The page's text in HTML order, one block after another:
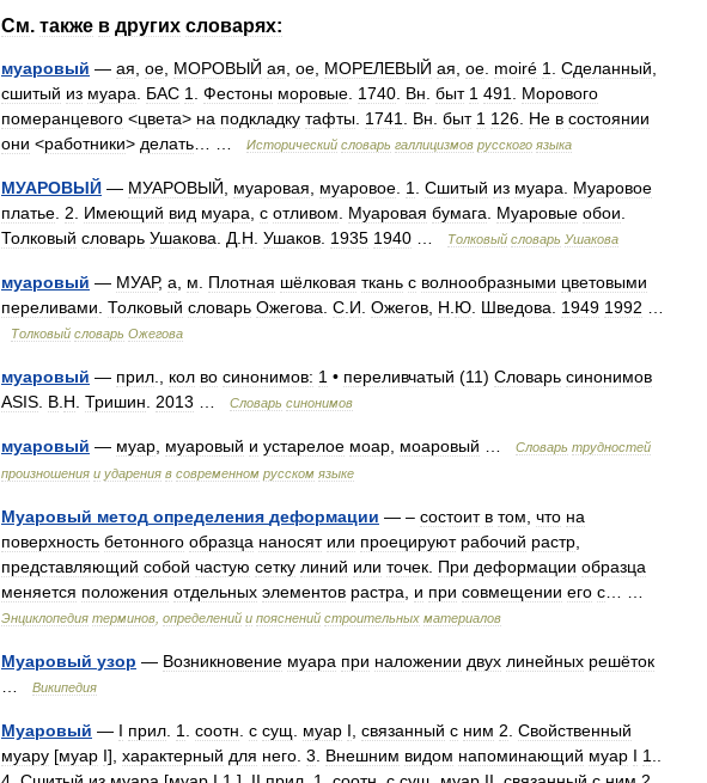
См. также в других словарях:
муаровый — ая ое МОРОВЫЙ ая ое МОРЕЛЕВЫЙ ая ое moiré 1 Сделанный
сшитый из муара БАС 1 Фестоны моровые 1740 Вн быт 1 491
Морового
померанцевого <цвета> на подкладку тафты 1741 Вн быт 1 126 Не в состоянии
они <работники> делать Исторический словарь галлицизмов русского языка
МУАРОВЫЙ — МУАРОВЫЙ муаровая муаровое 1 Сшитый из муара
Муаровое
платье 2 Имеющий вид муара с отливом Муаровая бумага Муаровые обои
Толковый словарь Ушакова Д Н Ушаков 1935 1940 Толковый словарь Ушакова
муаровый — МУАР, а м Плотная шёлковая ткань с волнообразными цветовыми
переливами Толковый словарь Ожегова С И Ожегов Н Ю Шведова 1949 1992
Толковый словарь Ожегова
муаровый — прил кол во синонимов: 1 • переливчатый (11) Словарь синонимов
ASIS В Н Тришин 2013 Словарь синонимов
муаровый — муар муаровый и устарелое моар моаровый Словарь трудностей
произношения и ударения в современном русском языке
Муаровый метод определения деформации — – состоит в том что на
поверхность бетонного образца наносят или проецируют рабочий растр
представляющий собой частую сетку линий или точек При деформации образца
меняется положения отдельных элементов растра и при совмещении его с
Энциклопедия терминов определений и пояснений строительных материалов
Муаровый узор — Возникновение муара при наложении двух линейных решёток
Википедия
Муаровый — I прил 1 соотн с сущ муар I связанный с ним 2 Свойственный
муару [муар I], характерный для него 3 Внешним видом напоминающий муар I 1